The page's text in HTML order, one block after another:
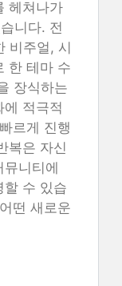
헤쳐나가
니다. 전
비주얼, 시
한 테마 수
장식하는
적극적
르게 진행
복은 자신
니티에
할 수 있습
떤 새로운